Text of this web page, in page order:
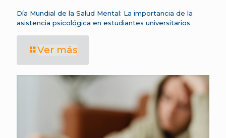
Día Mundial de la Salud Mental: La importancia de la
asistencia psicológica en estudiantes universitarios
Ver más